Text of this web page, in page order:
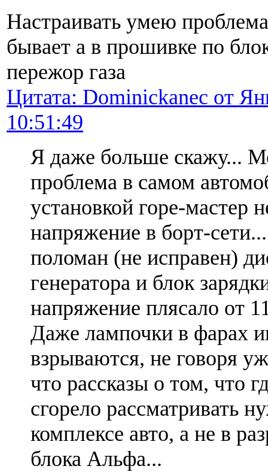
Настраивать умею
бывает а в прошивке по
пережор газа
Цитата: Dominickanec от
10:51:49
Я даже больше скажу...
проблема в самом
установкой горе-мастер
напряжение в борт-
поломан (не исправен)
генератора и блок
напряжение плясало от
Даже лампочки в фарах
взрываются, не говоря
что рассказы о том, что
сгорело рассматривать
комплексе авто, а не в
блока Альфа...